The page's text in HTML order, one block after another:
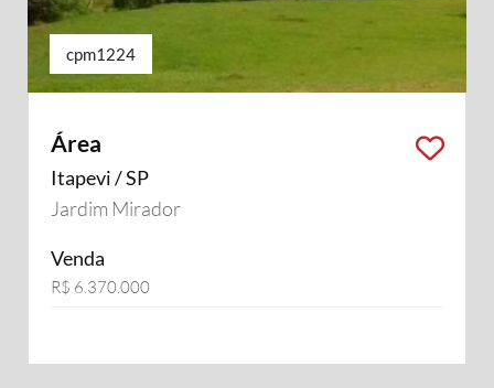
cpm1224
Área
Itapevi / SP
Jardim Mirador
Venda
R$ 6.370.000